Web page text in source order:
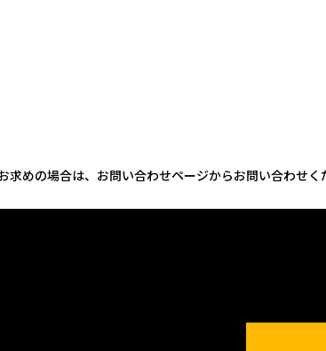
めの場合は、お問い合わせページからお問い合わせく